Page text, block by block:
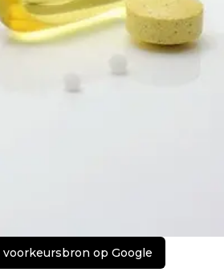
voorkeursbron op Google